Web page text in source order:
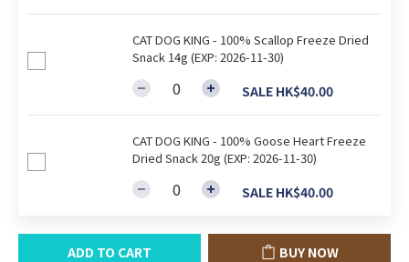
CAT DOG KING - 100% Scallop Freeze Dried
Snack 14g (EXP: 2026-11-30)
SALE HK$40.00
CAT DOG KING - 100% Goose Heart Freeze
Dried Snack 20g (EXP: 2026-11-30)
SALE HK$40.00
ADD TO CART BUY NOW